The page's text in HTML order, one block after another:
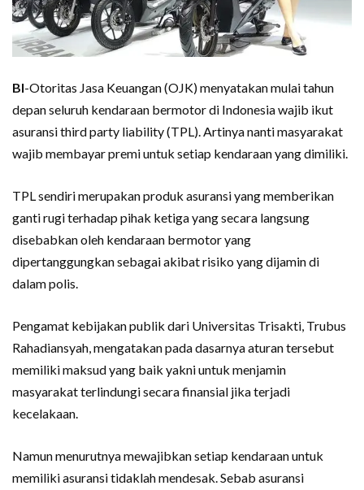
BI-Otoritas Jasa Keuangan (OJK) menyatakan mulai tahun
depan seluruh kendaraan bermotor di Indonesia wajib ikut
asuransi third party liability (TPL). Artinya nanti masyarakat
wajib membayar premi untuk setiap kendaraan yang dimiliki.
TPL sendiri merupakan produk asuransi yang memberikan
ganti rugi terhadap pihak ketiga yang secara langsung
disebabkan oleh kendaraan bermotor yang
dipertanggungkan sebagai akibat risiko yang dijamin di
dalam polis.
Pengamat kebijakan publik dari Universitas Trisakti, Trubus
Rahadiansyah, mengatakan pada dasarnya aturan tersebut
memiliki maksud yang baik yakni untuk menjamin
masyarakat terlindungi secara finansial jika terjadi
kecelakaan.
Namun menurutnya mewajibkan setiap kendaraan untuk
memiliki asuransi tidaklah mendesak. Sebab asuransi